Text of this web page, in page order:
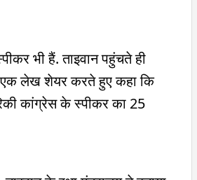
भी हैं. ताइवान पहुंचते ही
एक लेख शेयर करते हुए कहा कि
कांग्रेस के स्पीकर का 25